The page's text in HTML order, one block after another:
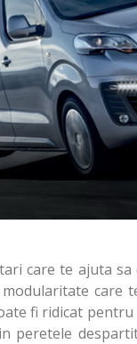
care te ajuta
care
fi ridicat
peretele